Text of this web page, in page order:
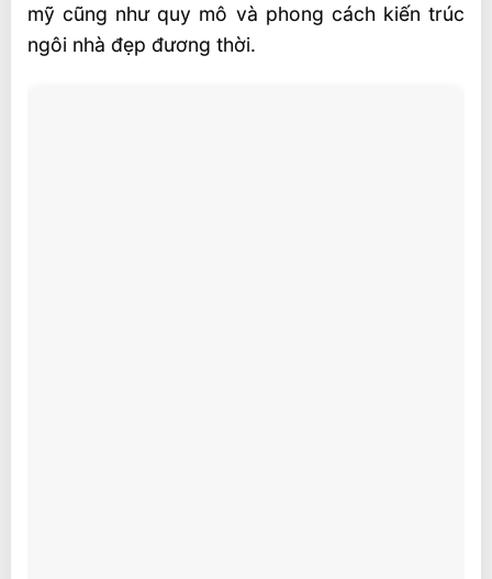
mỹ cũng như quy mô và phong cách kiến trúc
ngôi nhà đẹp đương thời.